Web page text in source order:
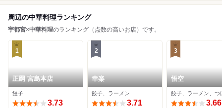
周辺の中華料理ランキング
宇都宮×中華料理のランキング（点数の高いお店）です。
1
正嗣 宮島本店
餃子
3.73
2
幸楽
餃子、ラーメン
3.71
3
悟空
餃子、ラーメン、つ
3.66